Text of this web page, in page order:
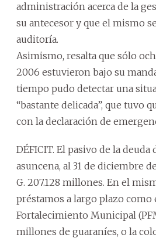
administración acerca de la
su antecesor y que el mismo
auditoría.
Asimismo, resalta que sólo
2006 estuvieron bajo su
tiempo pudo detectar una
“bastante delicada”, que tuvo
con la declaración de
DÉFICIT. El pasivo de la deuda
asuncena, al 31 de diciembre
G. 207.128 millones. En el
préstamos a largo plazo como
Fortalecimiento Municipal
millones de guaraníes, o la